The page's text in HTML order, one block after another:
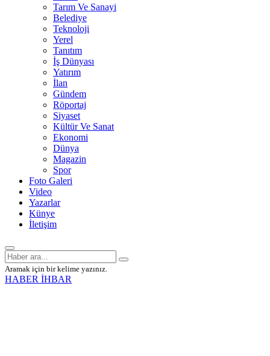
Tarım Ve Sanayi
Belediye
Teknoloji
Yerel
Tanıtım
İş Dünyası
Yatırım
İlan
Gündem
Röportaj
Siyaset
Kültür Ve Sanat
Ekonomi
Dünya
Magazin
Spor
Foto Galeri
Video
Yazarlar
Künye
İletişim
Aramak için bir kelime yazınız.
HABER İHBAR